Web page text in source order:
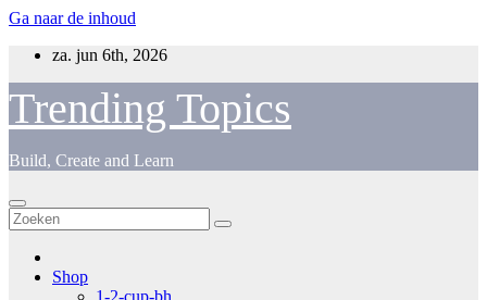
Ga naar de inhoud
za. jun 6th, 2026
Trending Topics
Build, Create and Learn
Shop
1-2-cup-bh